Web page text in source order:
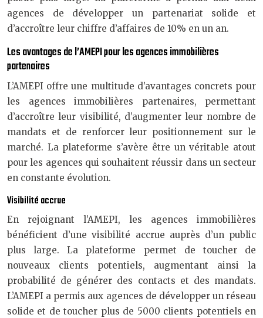
agences de développer un partenariat solide et
d’accroître leur chiffre d’affaires de 10% en un an.
Les avantages de l’AMEPI pour les agences immobilières
partenaires
L’AMEPI offre une multitude d’avantages concrets pour
les agences immobilières partenaires, permettant
d’accroître leur visibilité, d’augmenter leur nombre de
mandats et de renforcer leur positionnement sur le
marché. La plateforme s’avère être un véritable atout
pour les agences qui souhaitent réussir dans un secteur
en constante évolution.
Visibilité accrue
En rejoignant l’AMEPI, les agences immobilières
bénéficient d’une visibilité accrue auprès d’un public
plus large. La plateforme permet de toucher de
nouveaux clients potentiels, augmentant ainsi la
probabilité de générer des contacts et des mandats.
L’AMEPI a permis aux agences de développer un réseau
solide et de toucher plus de 5000 clients potentiels en